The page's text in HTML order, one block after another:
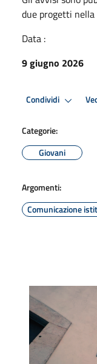
due progetti nella
Data :
9 giugno 2026
Condividi
Categorie:
Giovani
Argomenti:
Comunicazione